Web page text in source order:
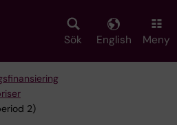
Sök English Meny
2)